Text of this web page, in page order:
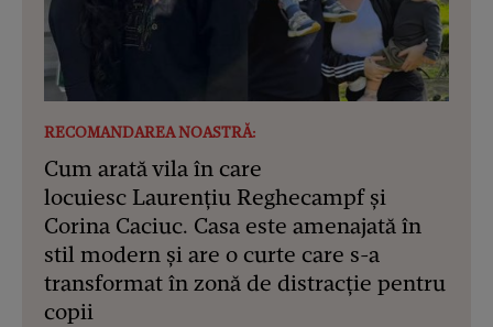
RECOMANDAREA NOASTRĂ:
Cum arată vila în care
locuiesc Laurențiu Reghecampf și
Corina Caciuc. Casa este amenajată în
stil modern și are o curte care s-a
transformat în zonă de distracție pentru
copii